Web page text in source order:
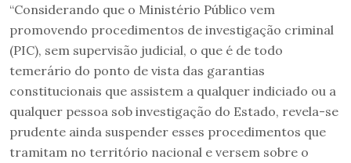
“Considerando que o Ministério Público vem
promovendo procedimentos de investigação criminal
(PIC), sem supervisão judicial, o que é de todo
temerário do ponto de vista das garantias
constitucionais que assistem a qualquer indiciado ou a
qualquer pessoa sob investigação do Estado, revela-se
prudente ainda suspender esses procedimentos que
tramitam no território nacional e versem sobre o